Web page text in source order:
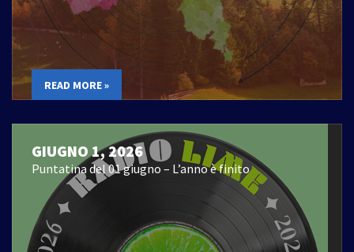
READ MORE »
GIUGNO 1, 2026
Puntatina del 01 giugno – L’anno è finito